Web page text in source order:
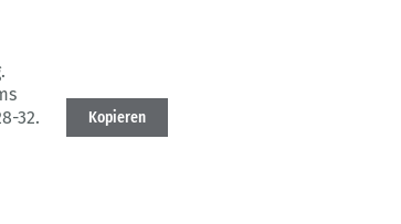
32.
Kopieren